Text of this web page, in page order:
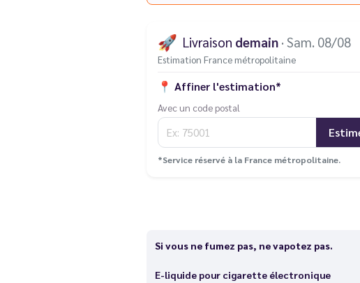
🚀 Livraison demain · Sam. 08/08
Estimation France métropolitaine
📍 Affiner l'estimation*
Avec un code postal
*Service réservé à la France métropolitaine.
Si vous ne fumez pas, ne vapotez pas.
E-liquide pour cigarette électronique